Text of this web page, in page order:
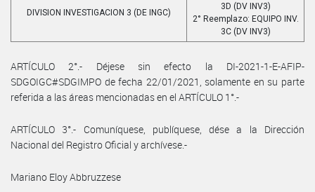
DIVISION INVESTIGACION 3 (DE INGC)
3D (DV INV3)
2° Reemplazo: EQUIPO INV.
3C (DV INV3)
ARTÍCULO 2°.- Déjese sin efecto la DI-2021-1-E-AFIP-
SDGOIGC#SDGIMPO de fecha 22/01/2021, solamente en su parte
referida a las áreas mencionadas en el ARTÍCULO 1°.-
ARTÍCULO 3°.- Comuníquese, publíquese, dése a la Dirección
Nacional del Registro Oficial y archívese.-
Mariano Eloy Abbruzzese